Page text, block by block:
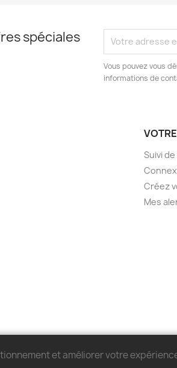
spéciales
Vous pouvez vous
informations de
Suivi
Créez
Mes
© 2026 - MonPC.Store - Tous
et améliorer votre